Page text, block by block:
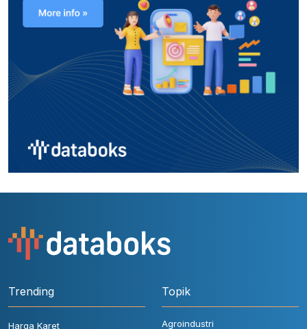
Trending
Harga Karet
Topik
Agroindustri